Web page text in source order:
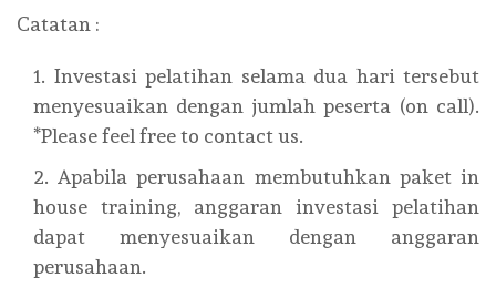
Catatan :
Investasi pelatihan selama dua hari tersebut
menyesuaikan dengan jumlah peserta (on call).
*Please feel free to contact us.
Apabila perusahaan membutuhkan paket in
house training, anggaran investasi pelatihan
dapat menyesuaikan dengan anggaran
perusahaan.